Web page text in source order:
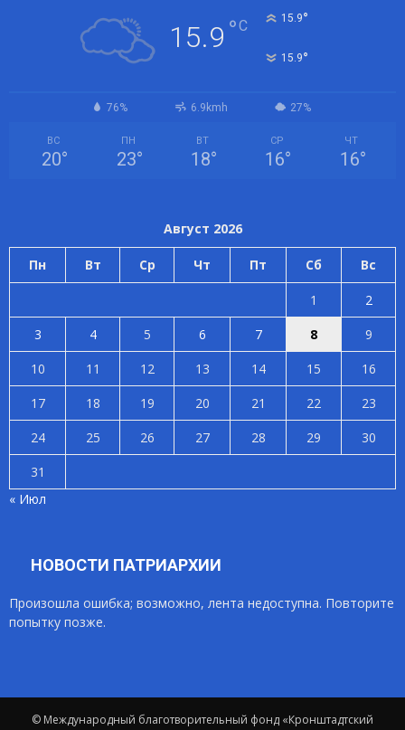
15.9 °C 15.9°
15.9°
76% 6.9kmh 27%
ВС
20°
ПН
23°
ВТ
18°
СР
16°
ЧТ
16°
Август 2026
Пн Вт Ср Чт Пт Сб Вс
1
2
3
4 5 6 7 8
9
10
11 12 13 14 15
16
17
18 19 20 21 22
23
24
25 26 27 28 29
30
31
« Июл
НОВОСТИ ПАТРИАРХИИ
Произошла ошибка; возможно, лента недоступна. Повторите
попытку позже.
© Международный благотворительный фонд «Кронштадтский